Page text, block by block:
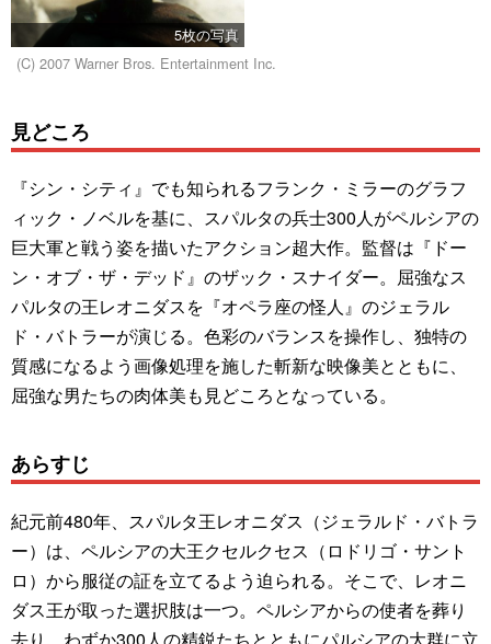
5枚の写真
(C) 2007 Warner Bros. Entertainment Inc.
見どころ
『シン・シティ』でも知られるフランク・ミラーのグラフ
ィック・ノベルを基に、スパルタの兵士300人がペルシアの
巨大軍と戦う姿を描いたアクション超大作。監督は『ドー
ン・オブ・ザ・デッド』のザック・スナイダー。屈強なス
パルタの王レオニダスを『オペラ座の怪人』のジェラル
ド・バトラーが演じる。色彩のバランスを操作し、独特の
質感になるよう画像処理を施した斬新な映像美とともに、
屈強な男たちの肉体美も見どころとなっている。
あらすじ
紀元前480年、スパルタ王レオニダス（ジェラルド・バトラ
ー）は、ペルシアの大王クセルクセス（ロドリゴ・サント
ロ）から服従の証を立てるよう迫られる。そこで、レオニ
ダス王が取った選択肢は一つ。ペルシアからの使者を葬り
去り、わずか300人の精鋭たちとともにパルシアの大群に立